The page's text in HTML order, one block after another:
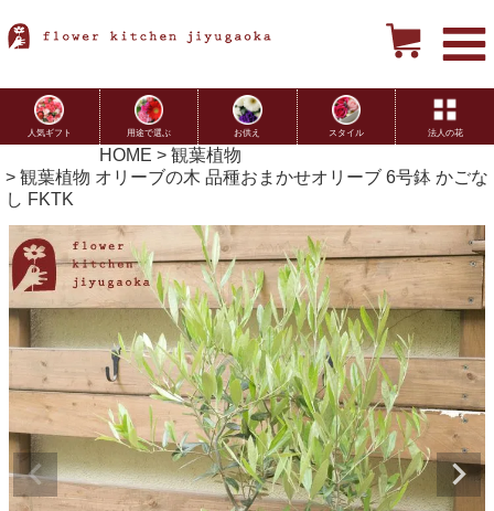
人気ギフト 用途で選ぶ お供え スタイル 法人の花
HOME
観葉植物
観葉植物 オリーブの木 品種おまかせオリーブ 6号鉢 かごな
し FKTK